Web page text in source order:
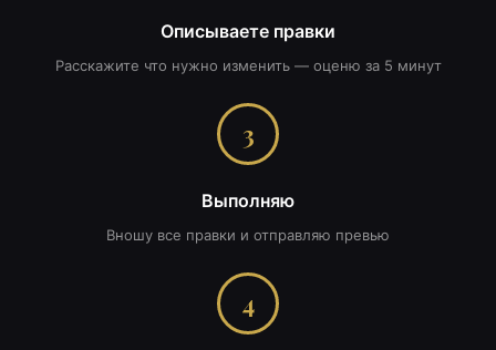
Описываете правки
Расскажите что нужно изменить — оценю за 5 минут
3
Выполняю
Вношу все правки и отправляю превью
4